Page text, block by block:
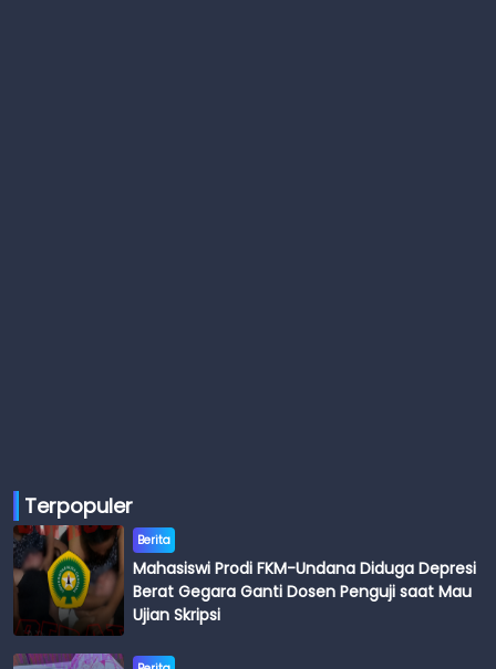
Terpopuler
Berita
Mahasiswi Prodi FKM-Undana Diduga Depresi
Berat Gegara Ganti Dosen Penguji saat Mau
Ujian Skripsi